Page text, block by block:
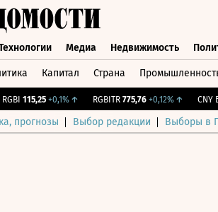
Медиа Недвижимость
Капитал Страна
RGBI 115,25 +0,1%↑ RGBITR 775,76 +0,12%↑ CNY
прогнозы Выбор редакции Выборы в